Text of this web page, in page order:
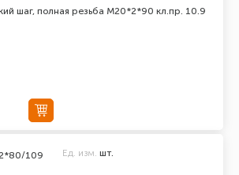
шаг, полная резьба M20*2*90 кл.пр. 10.9
109 Ед. изм. шт.